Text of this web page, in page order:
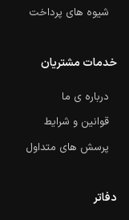
شیوه های پرداخت
خدمات مشتریان
درباره ی ما
قوانین و شرایط
پرسش های متداول
دفاتر